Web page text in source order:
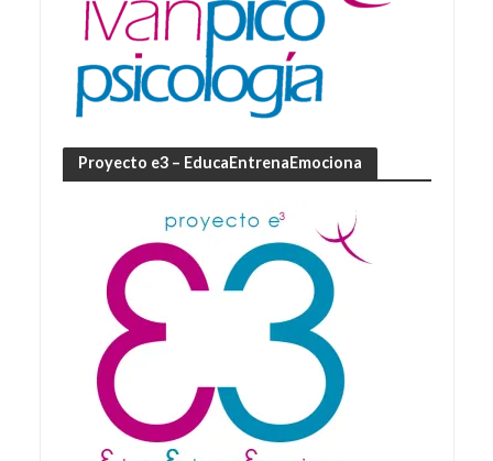
Proyecto e3 – EducaEntrenaEmociona